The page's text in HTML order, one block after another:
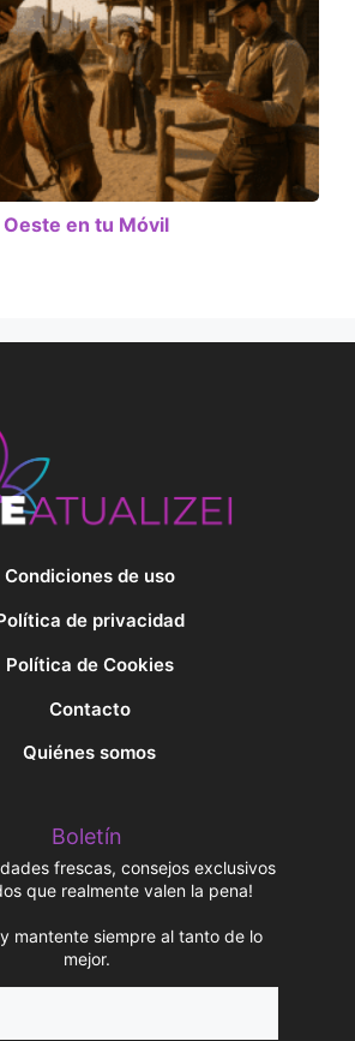
en tu Móvil
Condiciones de uso
de privacidad
Política de Cookies
Contacto
Quiénes somos
Boletín
frescas, consejos exclusivos
que realmente valen la pena!
mantente siempre al tanto de lo
mejor.